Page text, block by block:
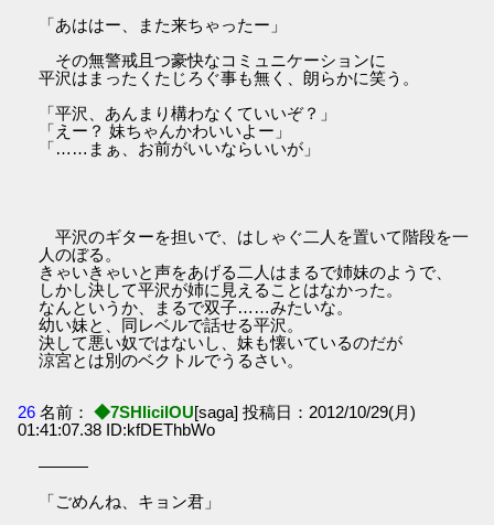
「あははー、また来ちゃったー」
その無警戒且つ豪快なコミュニケーションに
平沢はまったくたじろぐ事も無く、朗らかに笑う。
「平沢、あんまり構わなくていいぞ？」
「えー？ 妹ちゃんかわいいよー」
「……まぁ、お前がいいならいいが」
平沢のギターを担いで、はしゃぐ二人を置いて階段を一
人のぼる。
きゃいきゃいと声をあげる二人はまるで姉妹のようで、
しかし決して平沢が姉に見えることはなかった。
なんというか、まるで双子……みたいな。
幼い妹と、同レベルで話せる平沢。
決して悪い奴ではないし、妹も懐いているのだが
涼宮とは別のベクトルでうるさい。
26 名前： ◆7SHIicilOU[saga] 投稿日：2012/10/29(月)
01:41:07.38 ID:kfDEThbWo
―――
「ごめんね、キョン君」